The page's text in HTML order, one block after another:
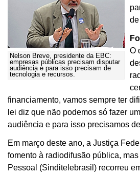
Nelson Breve, presidente da EBC:
empresas públicas precisam disputar
audiência e para isso precisam de
tecnologia e recursos.
O
financiamento, vamos sempre ter
lei diz que não podemos só fazer
audiência e para isso precisamos
Em março deste ano, a Justiça
fomento à radiodifusão pública,
Pessoal (Sinditelebrasil) recorreu